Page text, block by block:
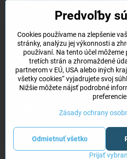
Sledujte nás na ...
Facebook Instagram
Objednávky
Kategórie e-shopu
Všetko k nákupu
©
Predvoľby súkromiaZásady
Predvoľby
Cookies používame na zlepšenie
stránky, analýzu jej výkonnosti a
používaní. Na tento účel
tretích strán a zhromaždené
partnerom v EÚ, USA alebo iných
všetky cookies“ vyjadrujete svoj
Nižšie môžete nájsť podrobné
Zásady ochrany
Prijať
Odmietnuť všetko